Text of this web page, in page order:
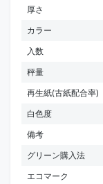
厚さ
カラー
入数
秤量
再生紙(古紙配合率)
白色度
備考
グリーン購入法
エコマーク